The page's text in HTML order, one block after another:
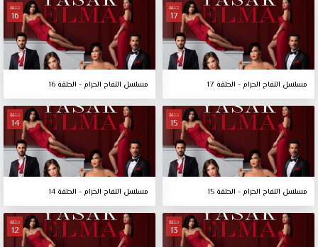
حلقة
17
مسلسل التفاح الحرام - الحلقة 17
حلقة
16
مسلسل التفاح الحرام - الحلقة 16
حلقة
15
مسلسل التفاح الحرام - الحلقة 15
حلقة
14
مسلسل التفاح الحرام - الحلقة 14
حلقة
13
حلقة
12